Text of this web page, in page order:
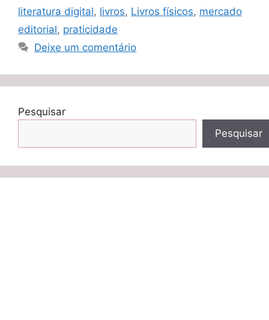
literatura digital, livros, Livros físicos, mercado
editorial, praticidade
Deixe um comentário
Pesquisar
Pesquisar